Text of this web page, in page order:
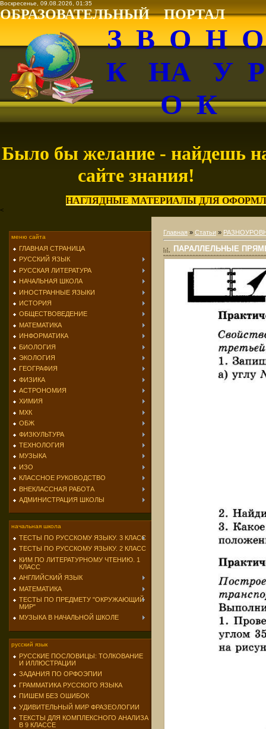
Воскресенье, 09.08.2026, 01:35
ОБРАЗОВАТЕЛЬНЫЙ ПОРТАЛ
З В О Н
К НА У
О К
Было бы желание - найдешь
сайте знания!
НАГЛЯДНЫЕ МАТЕРИАЛЫ ДЛЯ
<
меню сайта
ГЛАВНАЯ СТРАНИЦА
РУССКИЙ ЯЗЫК
РУССКАЯ ЛИТЕРАТУРА
НАЧАЛЬНАЯ ШКОЛА
ИНОСТРАННЫЕ ЯЗЫКИ
ИСТОРИЯ
ОБЩЕСТВОВЕДЕНИЕ
МАТЕМАТИКА
ИНФОРМАТИКА
БИОЛОГИЯ
ЭКОЛОГИЯ
ГЕОГРАФИЯ
ФИЗИКА
АСТРОНОМИЯ
ХИМИЯ
МХК
ОБЖ
ФИЗКУЛЬТУРА
ТЕХНОЛОГИЯ
МУЗЫКА
ИЗО
КЛАССНОЕ РУКОВОДСТВО
ВНЕКЛАССНАЯ РАБОТА
АДМИНИСТРАЦИЯ ШКОЛЫ
начальная школа
ТЕСТЫ ПО РУССКОМУ ЯЗЫКУ. 3 КЛАСС
ТЕСТЫ ПО РУССКОМУ ЯЗЫКУ. 2 КЛАСС
КИМ ПО ЛИТЕРАТУРНОМУ ЧТЕНИЮ. 1
КЛАСС
АНГЛИЙСКИЙ ЯЗЫК
МАТЕМАТИКА
ТЕСТЫ ПО ПРЕДМЕТУ "ОКРУЖАЮЩИЙ
МИР"
МУЗЫКА В НАЧАЛЬНОЙ ШКОЛЕ
русский язык
РУССКИЕ ПОСЛОВИЦЫ: ТОЛКОВАНИЕ
И ИЛЛЮСТРАЦИИ
ЗАДАНИЯ ПО ОРФОЭПИИ
ГРАММАТИКА РУССКОГО ЯЗЫКА
ПИШЕМ БЕЗ ОШИБОК
УДИВИТЕЛЬНЫЙ МИР ФРАЗЕОЛОГИИ
ТЕКСТЫ ДЛЯ КОМПЛЕКСНОГО АНАЛИЗА
В 9 КЛАССЕ
Главная » Статьи »
ПАРАЛЛЕЛЬНЫЕ